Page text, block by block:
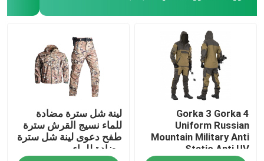
Gorka 3 Gorka 4
Uniform Russian
Mountain Military Anti
Static Anti UV
لينة شل سترة مضادة
للماء نسيج القرش سترة
طفح دعوى لينة شل سترة
مضادة للماء